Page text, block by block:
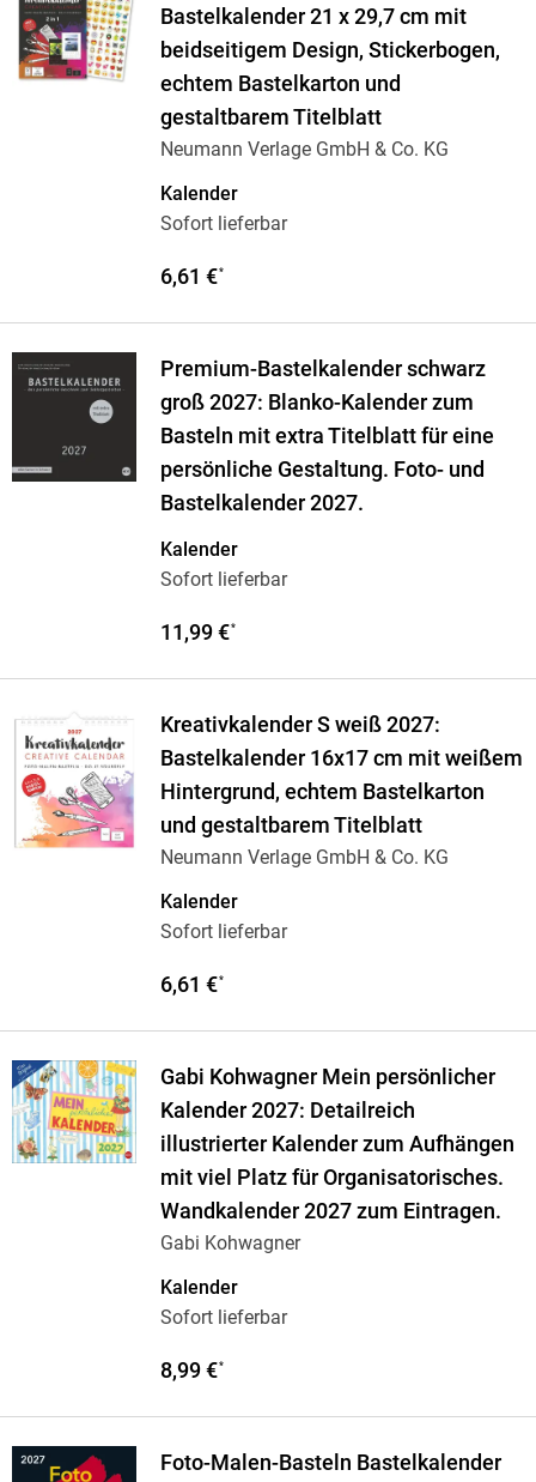
Bastelkalender 21 x 29,7 cm mit
beidseitigem Design, Stickerbogen,
echtem Bastelkarton und
gestaltbarem Titelblatt
Neumann Verlage GmbH & Co. KG
Kalender
Sofort lieferbar
6,61 €*
Premium-Bastelkalender schwarz
groß 2027: Blanko-Kalender zum
Basteln mit extra Titelblatt für eine
persönliche Gestaltung. Foto- und
Bastelkalender 2027.
Kalender
Sofort lieferbar
11,99 €*
Kreativkalender S weiß 2027:
Bastelkalender 16x17 cm mit weißem
Hintergrund, echtem Bastelkarton
und gestaltbarem Titelblatt
Neumann Verlage GmbH & Co. KG
Kalender
Sofort lieferbar
6,61 €*
Gabi Kohwagner Mein persönlicher
Kalender 2027: Detailreich
illustrierter Kalender zum Aufhängen
mit viel Platz für Organisatorisches.
Wandkalender 2027 zum Eintragen.
Gabi Kohwagner
Kalender
Sofort lieferbar
8,99 €*
Foto-Malen-Basteln Bastelkalender